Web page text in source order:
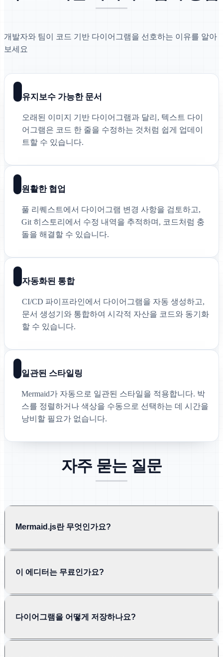
개발자와 팀이 코드 기반 다이어그램을 선호하는 이유를 알아
보세요
유지보수 가능한 문서
오래된 이미지 기반 다이어그램과 달리, 텍스트 다이
어그램은 코드 한 줄을 수정하는 것처럼 쉽게 업데이
트할 수 있습니다.
원활한 협업
풀 리퀘스트에서 다이어그램 변경 사항을 검토하고,
Git 히스토리에서 수정 내역을 추적하며, 코드처럼 충
돌을 해결할 수 있습니다.
자동화된 통합
CI/CD 파이프라인에서 다이어그램을 자동 생성하고,
문서 생성기와 통합하여 시각적 자산을 코드와 동기화
할 수 있습니다.
일관된 스타일링
Mermaid가 자동으로 일관된 스타일을 적용합니다. 박
스를 정렬하거나 색상을 수동으로 선택하는 데 시간을
낭비할 필요가 없습니다.
자주 묻는 질문
Mermaid.js란 무엇인가요?
이 에디터는 무료인가요?
다이어그램을 어떻게 저장하나요?